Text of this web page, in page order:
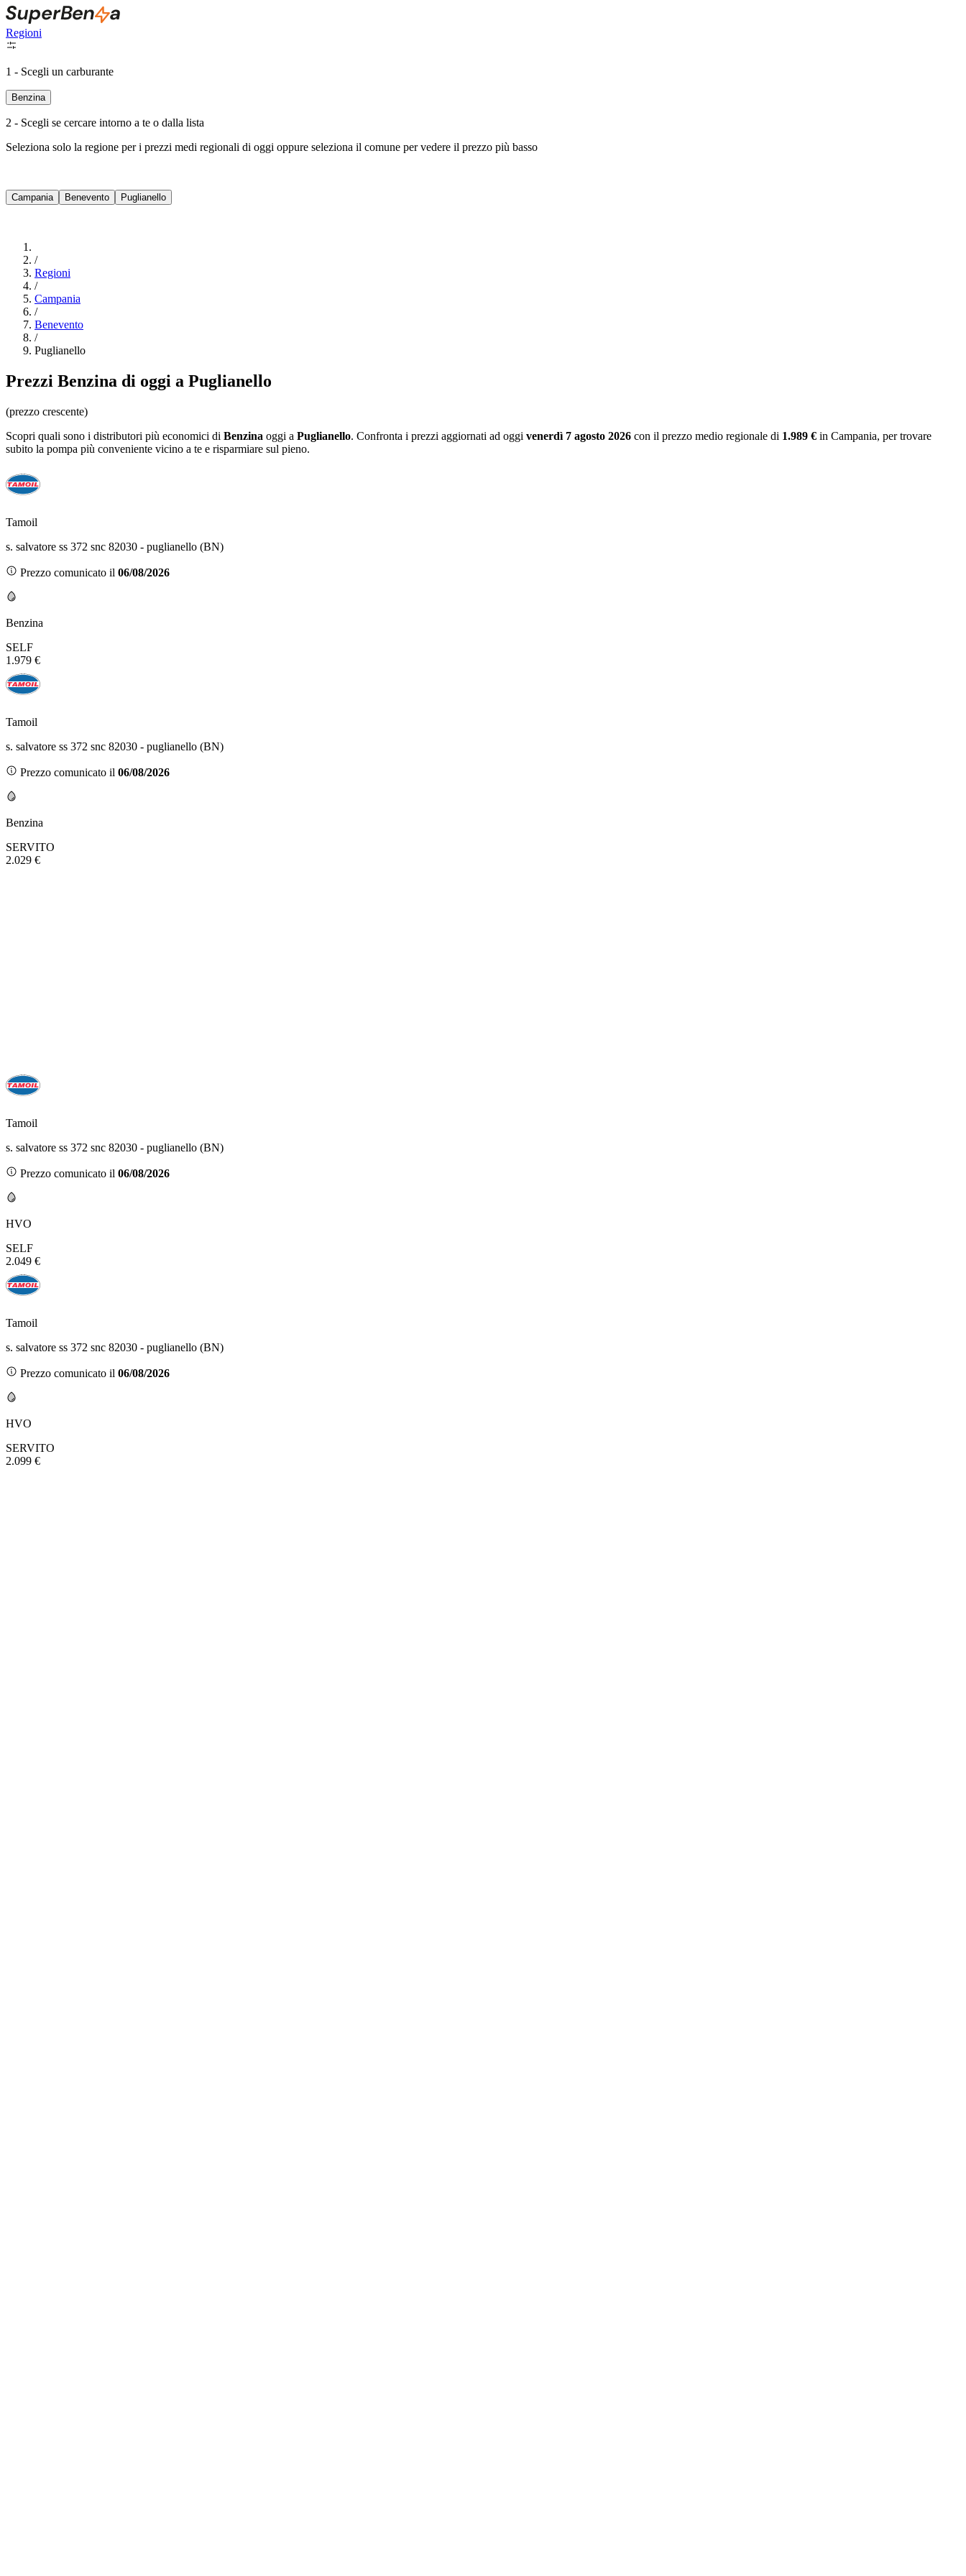
Regioni
1 - Scegli un carburante
Benzina
2 - Scegli se cercare intorno a te o dalla lista
Seleziona solo la regione per i prezzi medi regionali di oggi oppure seleziona il comune per vedere il prezzo più basso
Campania Benevento Puglianello
/
Regioni
/
Campania
/
Benevento
/
Puglianello
Prezzi Benzina di oggi a Puglianello
(prezzo crescente)
Scopri quali sono i distributori più economici di Benzina oggi a Puglianello. Confronta i prezzi aggiornati ad oggi venerdì 7 agosto 2026 con il prezzo medio regionale di 1.989 € in Campania, per trovare
subito la pompa più conveniente vicino a te e risparmiare sul pieno.
Tamoil
s. salvatore ss 372 snc 82030 - puglianello (BN)
Prezzo comunicato il 06/08/2026
Benzina
SELF
1.979 €
Tamoil
s. salvatore ss 372 snc 82030 - puglianello (BN)
Prezzo comunicato il 06/08/2026
Benzina
SERVITO
2.029 €
Tamoil
s. salvatore ss 372 snc 82030 - puglianello (BN)
Prezzo comunicato il 06/08/2026
HVO
SELF
2.049 €
Tamoil
s. salvatore ss 372 snc 82030 - puglianello (BN)
Prezzo comunicato il 06/08/2026
HVO
SERVITO
2.099 €